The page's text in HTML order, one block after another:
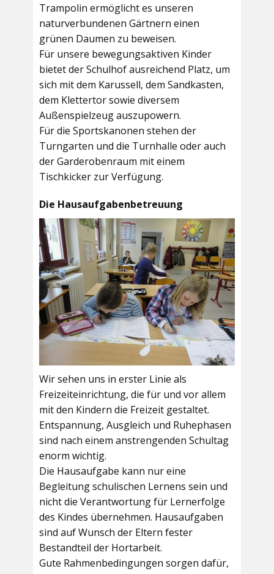
Trampolin ermöglicht es unseren
naturverbundenen Gärtnern einen
grünen Daumen zu beweisen.
Für unsere bewegungsaktiven Kinder
bietet derSchulhofausreichend Platz, um
sich mit dem Karussell, dem Sandkasten,
dem Klettertor sowie diversem
Außenspielzeug auszupowern.
Für die Sportskanonen stehen der
Turngarten und die Turnhalle oder auch
derGarderobenraum mit einem
Tischkicker zur Verfügung.
Die Hausaufgabenbetreuung
Wir sehen uns in erster Linie als
Freizeiteinrichtung, die für und vor allem
mit den Kindern die Freizeit gestaltet.
Entspannung, Ausgleich und Ruhephasen
sind nach einem anstrengenden Schultag
enorm wichtig.
Die Hausaufgabe kann nur eine
Begleitung schulischen Lernens sein und
nicht die Verantwortung für Lernerfolge
des Kindes übernehmen. Hausaufgaben
sind auf Wunsch der Eltern fester
Bestandteil der Hortarbeit.
Gute Rahmenbedingungen sorgen dafür,